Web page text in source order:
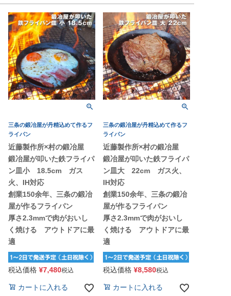
三条の鍛冶屋が丹精込めて作るフ
ライパン
近藤製作所×村の鍛冶屋
鍛冶屋が叩いた鉄フライパ
ン皿小 18.5cm ガス
火、IH対応
創業150余年、三条の鍛冶
屋が作るフライパン
厚さ2.3mmで肉がおいし
く焼ける アウトドアに最
適
税込価格 ¥7,480税込
カートに入れる
三条の鍛冶屋が丹精込めて作るフ
ライパン
近藤製作所×村の鍛冶屋
鍛冶屋が叩いた鉄フライパ
ン皿大 22cm ガス火、
IH対応
創業150余年、三条の鍛冶
屋が作るフライパン
厚さ2.3mmで肉がおいし
く焼ける アウトドアに最
適
税込価格 ¥8,580税込
カートに入れる